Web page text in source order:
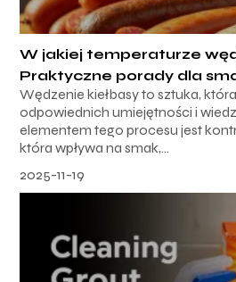
W jakiej temperaturze
Praktyczne porady dla
Wędzenie kiełbasy to sztuka,
odpowiednich umiejętności i
elementem tego procesu jest
która wpływa na smak,...
2025-11-19